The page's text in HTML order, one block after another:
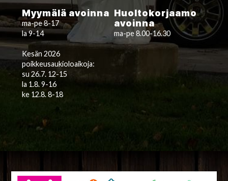
Myymälä avoinna
ma-pe 8-17
la 9-14
Kesän 2026
poikkeusaukioloaikoja:
su 26.7. 12-15
la 1.8. 9-16
ke 12.8. 8-18
Huoltokorjaamo
avoinna
ma-pe 8.00-16.30